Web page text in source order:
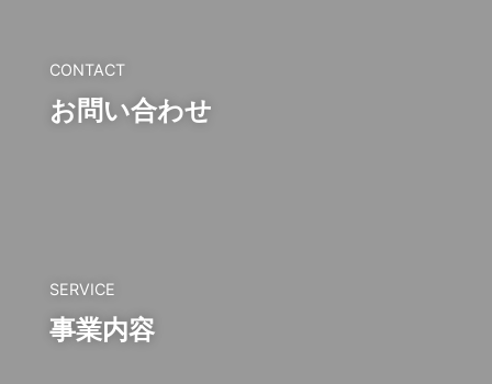
CONTACT
お問い合わせ
SERVICE
事業内容